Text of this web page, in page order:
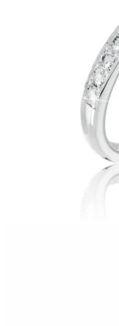
Twist Elegance
Zásnubné